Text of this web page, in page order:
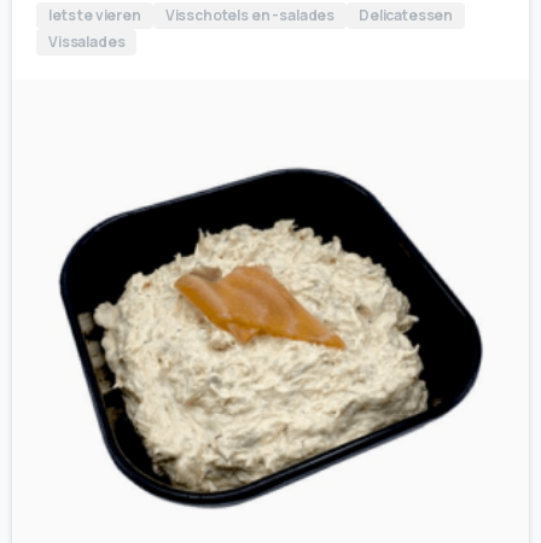
Iets te vieren Visschotels en -salades
Delicatessen
Vissalades